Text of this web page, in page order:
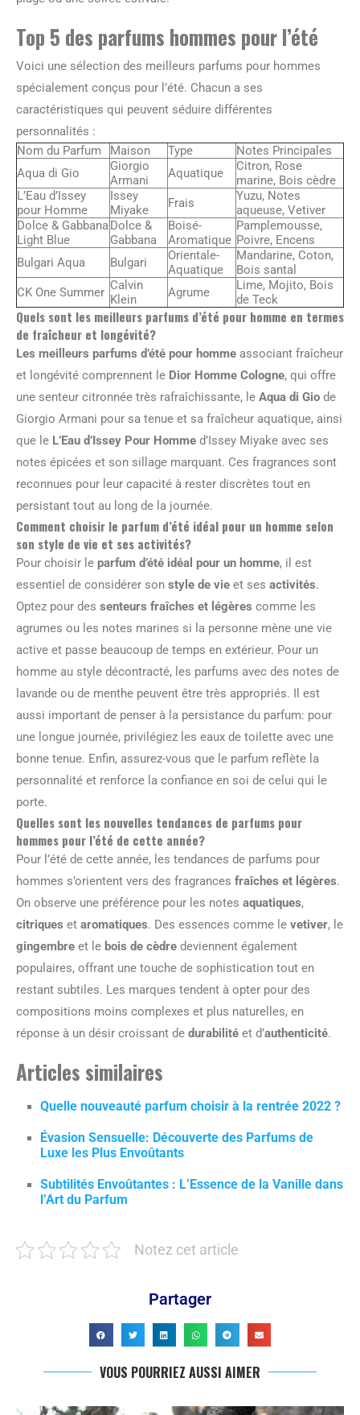
Top 5 des parfums hommes pour l’été
Voici une sélection des meilleurs parfums pour hommes
spécialement conçus pour l’été. Chacun a ses
caractéristiques qui peuvent séduire différentes
personnalités :
Nom du Parfum
Maison Type
Notes Principales
Aqua di Gio
Giorgio
Armani
Aquatique
Citron, Rose
marine, Bois cèdre
L’Eau d’Issey
pour Homme
Issey
Miyake
Frais
Yuzu, Notes
aqueuse, Vetiver
Dolce & Gabbana
Light Blue
Dolce &
Gabbana
Boisé-
Aromatique
Pamplemousse,
Poivre, Encens
Bulgari Aqua
Bulgari
Orientale-
Aquatique
Mandarine, Coton,
Bois santal
CK One Summer Calvin
Klein
Agrume
Lime, Mojito, Bois
de Teck
Quels sont les meilleurs parfums d’été pour homme en termes
de fraîcheur et longévité?
Les meilleurs parfums d’été pour homme associant fraîcheur
et longévité comprennent le Dior Homme Cologne, qui offre
une senteur citronnée très rafraîchissante, le Aqua di Gio de
Giorgio Armani pour sa tenue et sa fraîcheur aquatique, ainsi
que le L’Eau d’Issey Pour Homme d’Issey Miyake avec ses
notes épicées et son sillage marquant. Ces fragrances sont
reconnues pour leur capacité à rester discrètes tout en
persistant tout au long de la journée.
Comment choisir le parfum d’été idéal pour un homme selon
son style de vie et ses activités?
Pour choisir le parfum d’été idéal pour un homme, il est
essentiel de considérer son style de vie et ses activités.
Optez pour des senteurs fraîches et légères comme les
agrumes ou les notes marines si la personne mène une vie
active et passe beaucoup de temps en extérieur. Pour un
homme au style décontracté, les parfums avec des notes de
lavande ou de menthe peuvent être très appropriés. Il est
aussi important de penser à la persistance du parfum: pour
une longue journée, privilégiez les eaux de toilette avec une
bonne tenue. Enfin, assurez-vous que le parfum reflète la
personnalité et renforce la confiance en soi de celui qui le
porte.
Quelles sont les nouvelles tendances de parfums pour
hommes pour l’été de cette année?
Pour l’été de cette année, les tendances de parfums pour
hommes s’orientent vers des fragrances fraîches et légères.
On observe une préférence pour les notes aquatiques,
citriques et aromatiques. Des essences comme le vetiver, le
gingembre et le bois de cèdre deviennent également
populaires, offrant une touche de sophistication tout en
restant subtiles. Les marques tendent à opter pour des
compositions moins complexes et plus naturelles, en
réponse à un désir croissant de durabilité et d’authenticité.
Articles similaires
Quelle nouveauté parfum choisir à la rentrée 2022 ?
Évasion Sensuelle: Découverte des Parfums de
Luxe les Plus Envoûtants
Subtilités Envoûtantes : L’Essence de la Vanille dans
l’Art du Parfum
Notez cet article
Partager
VOUS POURRIEZ AUSSI AIMER